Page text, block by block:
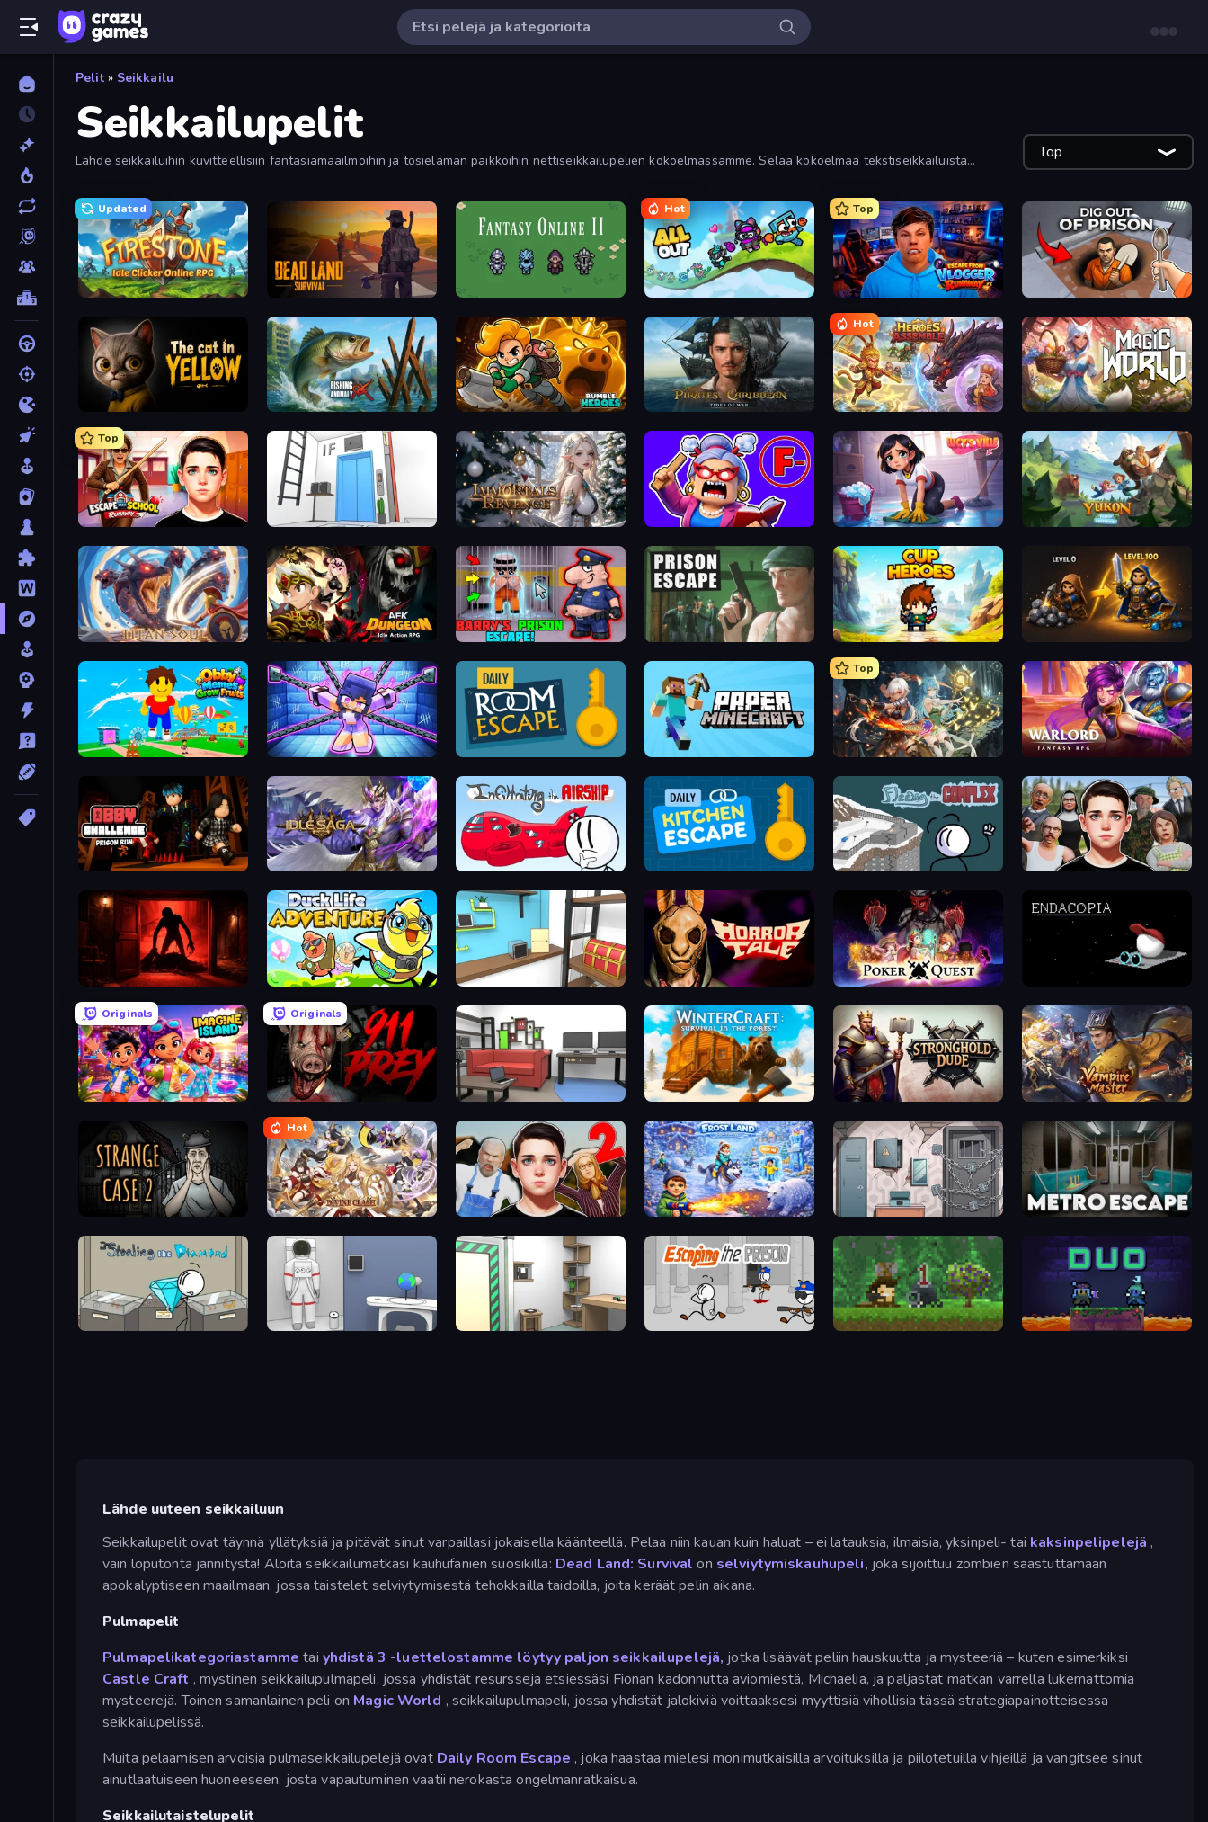
Pelit » Seikkailu
Seikkailupelit
Lähde seikkailuihin kuvitteellisiin fantasiamaailmoihin ja tosielämän paikkoihin nettiseikkailupelien kokoelmassamme. Selaa kokoelmaa tekstiseikkailuista
Top
Updated
Firestone – Idle Clicker Online RPG Dead Land: Survival
Hot
All Out
Top
Escape from Vlogger: Runaway Dig out of Prison
The Cat in Yellow Fishing Anomaly Rumble Heroes Pirates of the Caribbean: ToW
Hot
Heroes Assemble Magic World
Top
Escape from School: Runaway Elevator Room Escape Immortals Revenge Lucy’s Ville Yukon: Family Adventure
Titan Soul: Action RPG AFK Dungeon: Idle Action RPG Barry's Prison Escape! Prison Escape Cup Heroes Gothic Story RPG
Obby Memes Grow Fruits Mini Mine Daily Room Escape Paper Minecraft
Top
Crystal Saga: Nova Warlord: Fantasy RPG
Obby Challenge: Prison Run Idle Saga Infiltrating the Airship Fleeing the Complex Schoolboy Escape: Runaway
Doors Castle Duck Life: Adventure (Demo) Game Cafe Escape Horror Tale Poker Quest Endacopia
Originals
Imagine Island
Originals
911: Prey Video Studio Escape WinterCraft: Survival in the Forest Stronghold Dude Vampire Master
Escape Room: Strange Case 2
Hot
Divine Clash Schoolboy Escape 2 Frost Land - Snow Survival Cube Stories: Escape Metro Escape
Stealing the Diamond Space Museum Escape Machine Room Escape Aground Duo
Lähde uuteen seikkailuun
Seikkailupelit ovat täynnä yllätyksiä ja pitävät sinut varpaillasi jokaisella käänteellä. Pelaa niin kauan kuin haluat – ei latauksia, ilmaisia, yksinpeli- tai kaksinpelipelejä ,
vain loputonta jännitystä! Aloita seikkailumatkasi kauhufanien suosikilla: Dead Land: Survival on selviytymiskauhupeli, joka sijoittuu zombien saastuttamaan
apokalyptiseen maailmaan, jossa taistelet selviytymisestä tehokkailla taidoilla, joita keräät pelin aikana.
Pulmapelit
Pulmapelikategoriastamme tai yhdistä 3 -luettelostamme löytyy paljon seikkailupelejä, jotka lisäävät peliin hauskuutta ja mysteeriä – kuten esimerkiksi
Castle Craft , mystinen seikkailupulmapeli, jossa yhdistät resursseja etsiessäsi Fionan kadonnutta aviomiestä, Michaelia, ja paljastat matkan varrella lukemattomia
mysteerejä. Toinen samanlainen peli on Magic World , seikkailupulmapeli, jossa yhdistät jalokiviä voittaaksesi myyttisiä vihollisia tässä strategiapainotteisessa
seikkailupelissä.
Muita pelaamisen arvoisia pulmaseikkailupelejä ovat Daily Room Escape , joka haastaa mielesi monimutkaisilla arvoituksilla ja piilotetuilla vihjeillä ja vangitsee sinut
ainutlaatuiseen huoneeseen, josta vapautuminen vaatii nerokasta ongelmanratkaisua.
Seikkailutaistelupelit